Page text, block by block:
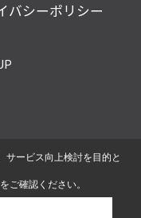
バシーポリシー
サービス向上検討を目的と
をご確認ください。